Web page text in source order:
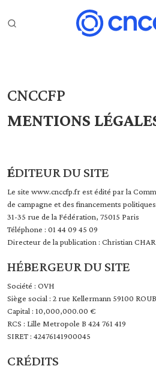
CNCCFP
MENTIONS
ÉDITEUR DU SITE
Le site www.cnccfp.fr est édité par la
de campagne et des financements
31-35 rue de la Fédération, 75015 Paris
Téléphone : 01 44 09 45 09
Directeur de la publication : Christian
HÉBERGEUR DU SITE
Société : OVH
Siège social : 2 rue Kellermann 59100
Capital : 10,000,000.00 €
RCS : Lille Metropole B 424 761 419
SIRET : 42476141900045
CRÉDITS